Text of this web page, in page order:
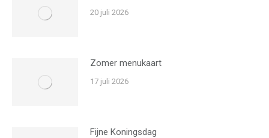
20 juli 2026
Zomer menukaart
17 juli 2026
Fijne Koningsdag